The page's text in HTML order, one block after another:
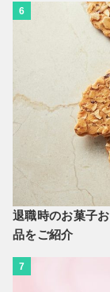
6
退職時のお菓子
品をご紹介
7